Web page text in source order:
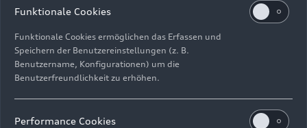
Funktionale Cookies
Funktionale Cookies ermöglichen das Erfassen und
Speichern der Benutzereinstellungen (z. B.
Benutzername, Konfigurationen) um die
Benutzerfreundlichkeit zu erhöhen.
Performance Cookies